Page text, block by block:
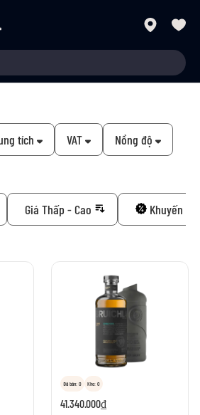
tích VAT Nồng độ
Giá Thấp - Cao Khuyến
Đã bán: 0 Kho: 0
41.340.000₫